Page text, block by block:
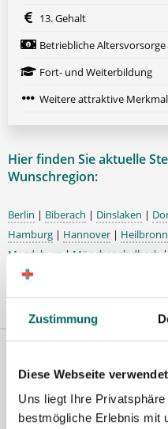
Zustimmung
Diese Webseite
Uns liegt Ihre
bestmögliche Erlebnis mit
13. Gehalt
Betriebliche Altersvorsorge
Fort- und Weiterbildung
Weitere attraktive
Hier finden Sie aktuelle
Wunschregion:
Berlin | Biberach | Dinslaken |
Hamburg | Hannover | Heilbronn
Magdeburg | Mönchengladbach |
Pforzheim
Wilhelmshaven|
Region Waren: